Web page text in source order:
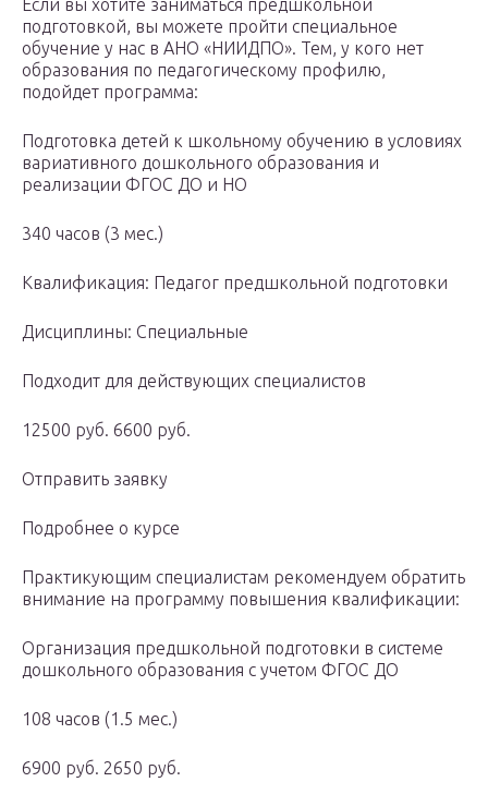
Если вы хотите заниматься предшкольной
подготовкой, вы можете пройти специальное
обучение у нас в АНО «НИИДПО». Тем, у кого нет
образования по педагогическому профилю,
подойдет программа:
Подготовка детей к школьному обучению в условиях
вариативного дошкольного образования и
реализации ФГОС ДО и НО
340 часов (3 мес.)
Квалификация: Педагог предшкольной подготовки
Дисциплины: Специальные
Подходит для действующих специалистов
12500 руб. 6600 руб.
Отправить заявку
Подробнее о курсе
Практикующим специалистам рекомендуем обратить
внимание на программу повышения квалификации:
Организация предшкольной подготовки в системе
дошкольного образования с учетом ФГОС ДО
108 часов (1.5 мес.)
6900 руб. 2650 руб.